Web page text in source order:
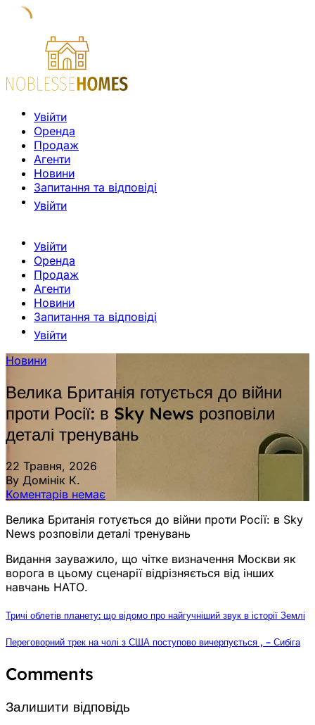
Увійти
Оренда
Продаж
Агенти
Новини
Запитання та відповіді
Увійти
Увійти
Оренда
Продаж
Агенти
Новини
Запитання та відповіді
Увійти
Новини
Велика Британія готується до війни
проти Росії: в Sky News розповіли
деталі тренувань
22 Травня, 2026
By Домінік К.
Коментарів немає
Велика Британія готується до війни проти Росії: в Sky
News розповіли деталі тренувань
Видання зауважило, що чітке визначення Москви як
ворога в цьому сценарії відрізняється від інших
навчань НАТО.
Тричі облетів планету: що відомо про найгучніший звук в історії Землі
Переговорний трек на чолі з США поступово вичерпується , – Сибіга
Comments
Залишити відповідь